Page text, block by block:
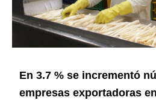
En 3.7 % se incrementó
empresas exportadoras